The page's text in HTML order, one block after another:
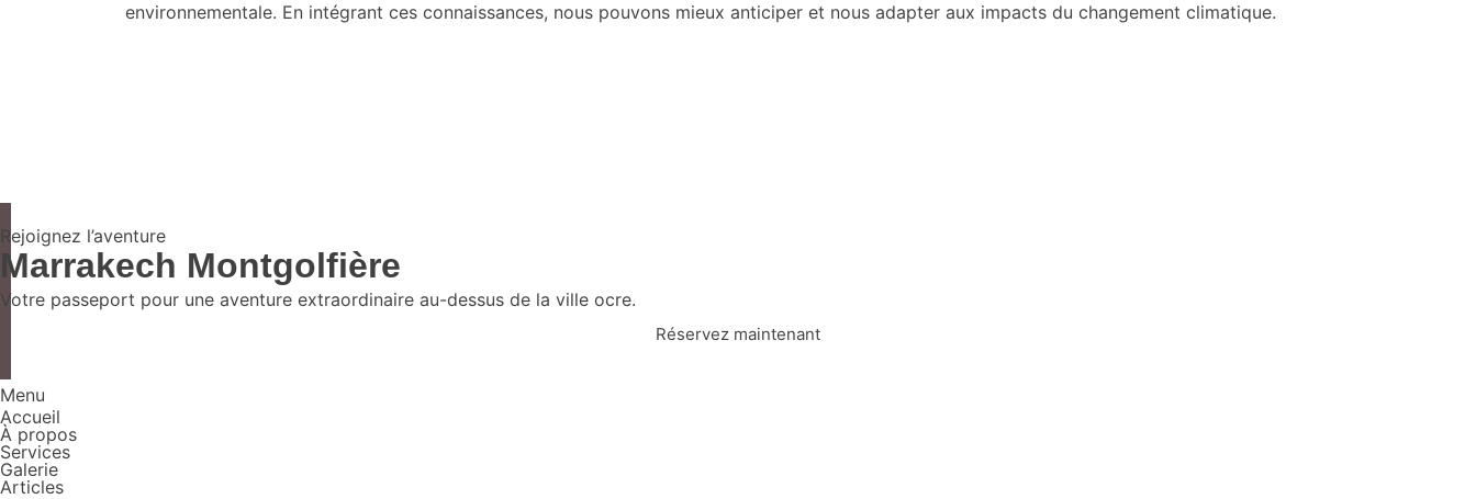
environnementale. En intégrant ces connaissances, nous pouvons mieux anticiper et nous adapter aux impacts du changement climatique.
Rejoignez l’aventure
Marrakech Montgolfière
Votre passeport pour une aventure extraordinaire au-dessus de la ville ocre.
Réservez maintenant
Menu
Accueil
À propos
Services
Galerie
Articles